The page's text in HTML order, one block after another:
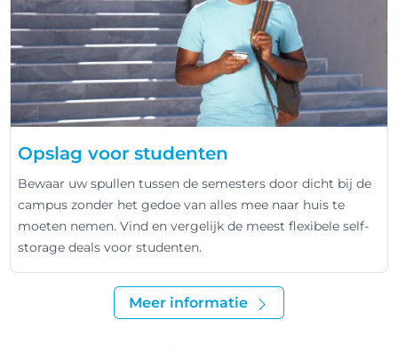
Opslag voor studenten
Bewaar uw spullen tussen de semesters door dicht bij de
campus zonder het gedoe van alles mee naar huis te
moeten nemen. Vind en vergelijk de meest flexibele self-
storage deals voor studenten.
Meer informatie